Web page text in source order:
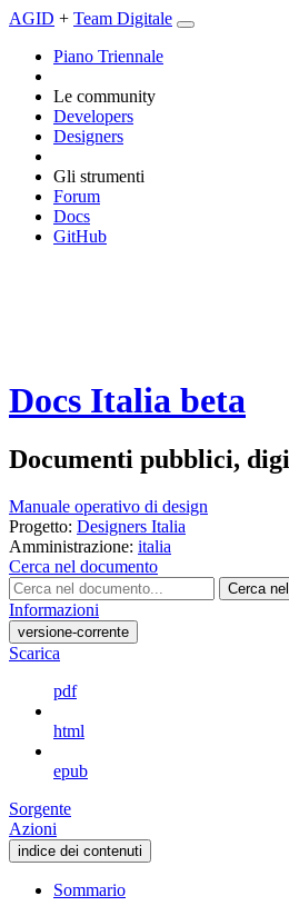
AGID + Team Digitale
Piano Triennale
Le community
Developers
Designers
Gli strumenti
Forum
Docs
GitHub
Docs Italia beta
Documenti pubblici,
Manuale operativo di design
Progetto: Designers Italia
Amministrazione: italia
Cerca nel documento
Cerca
Informazioni
versione-corrente
Scarica
pdf
html
epub
Sorgente
Azioni
indice dei contenuti
Sommario